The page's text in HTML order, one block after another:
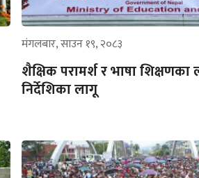
मंगलबार, साउन १९, २०८३
शैक्षिक परामर्श र भाषा शिक्षणका
निर्देशिका लागू